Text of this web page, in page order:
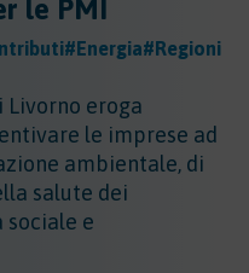
le PMI
#Energia#Regioni
Livorno eroga
le imprese ad
ambientale, di
salute dei
sociale e